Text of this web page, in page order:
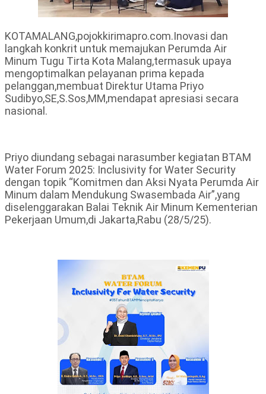
KOTAMALANG,pojokkirimapro.com.Inovasi dan
langkah konkrit untuk memajukan Perumda Air
Minum Tugu Tirta Kota Malang,termasuk upaya
mengoptimalkan pelayanan prima kepada
pelanggan,membuat Direktur Utama Priyo
Sudibyo,SE,S.Sos,MM,mendapat apresiasi secara
nasional.
Priyo diundang sebagai narasumber kegiatan BTAM
Water Forum 2025: Inclusivity for Water Security
dengan topik “Komitmen dan Aksi Nyata Perumda Air
Minum dalam Mendukung Swasembada Air”,yang
diselenggarakan Balai Teknik Air Minum Kementerian
Pekerjaan Umum,di Jakarta,Rabu (28/5/25).